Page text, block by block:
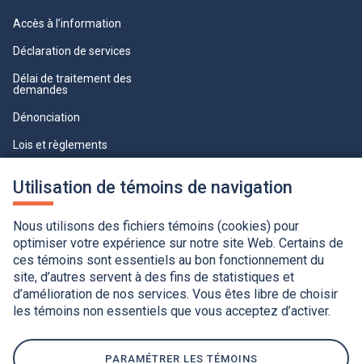
Utilisation de témoins de navigation
Nous utilisons des fichiers témoins (cookies) pour
optimiser votre expérience sur notre site Web. Certains de
ces témoins sont essentiels au bon fonctionnement du
site, d’autres servent à des fins de statistiques et
d’amélioration de nos services. Vous êtes libre de choisir
les témoins non essentiels que vous acceptez d’activer.
PARAMÉTRER LES TÉMOINS
Accès à l’information
Déclaration de services
Délai de traitement des
demandes
Dénonciation
Lois et règlements
professionnelle
Accessibilité
Application de la Charte de la langue française
Politique de confidentialité
Québec.ca
Ce